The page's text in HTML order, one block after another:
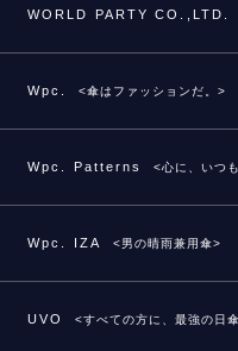
WORLD PARTY CO.,LTD.
Wpc. <傘はファッションだ。>
Wpc. Patterns <心に、いつ
Wpc. IZA <男の晴雨兼用傘>
UVO <すべての方に、最強の日